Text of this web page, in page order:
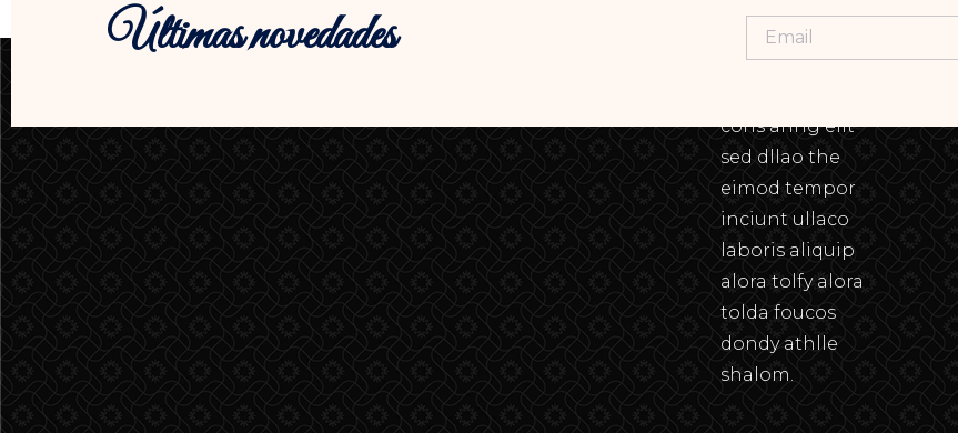
Últimas novedades
Lorem ipsum
cons aring elit
sed dllao the
eimod tempor
inciunt ullaco
laboris aliquip
alora tolfy alora
tolda foucos
dondy athlle
shalom.